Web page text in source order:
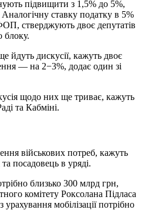
підвищити з 1,5% до 5%,
ставку податку в 5%
стверджують двоє депутатів
блоку.
йдуть дискусії, кажуть двоє
— на 2−3%, додає один зі
щодо них ще триває, кажуть
та Кабміні.
військових потреб, кажуть
посадовець в уряді.
близько 300 млрд грн,
комітету Роксолана Підласа
урахування мобілізації потрібно